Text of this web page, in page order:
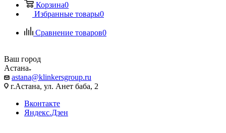
Корзина0
Избранные товары0
Сравнение товаров0
Ваш город
Астана
astana@klinkersgroup.ru
г.Астана, ул. Анет баба, 2
Вконтакте
Яндекс.Дзен